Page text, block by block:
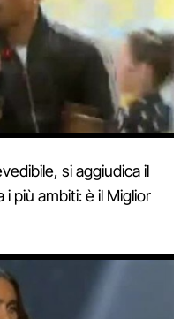
si aggiudica il
più ambiti: è il Miglior